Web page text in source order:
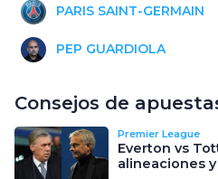
PARIS SAINT-GERMAIN
PEP GUARDIOLA
Consejos de
Premier League
Everton vs
alineaciones